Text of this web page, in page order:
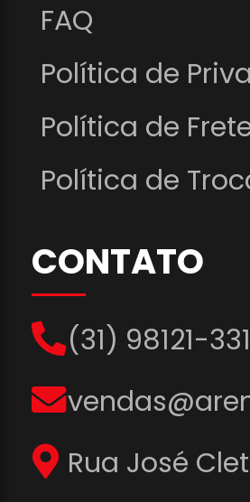
FAQ
Política de
Política de
Política de
CONTATO
(31) 98121-
Rua José